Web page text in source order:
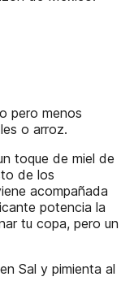
pero menos
o arroz.
toque de miel de
de los
acompañada
potencia la
tu copa, pero un
Sal y pimienta al